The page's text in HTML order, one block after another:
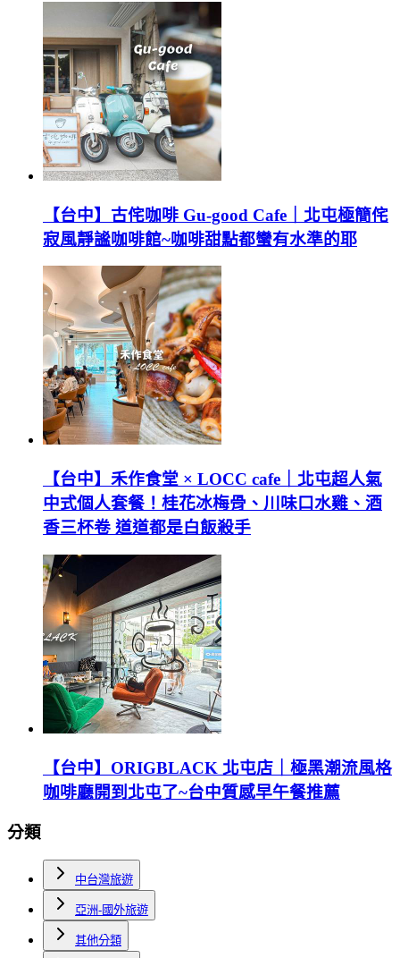
【台中】古侘咖啡 Gu-good Cafe｜北屯極簡侘
寂風靜謐咖啡館~咖啡甜點都蠻有水準的耶
【台中】禾作食堂 × LOCC cafe｜北屯超人氣
中式個人套餐！桂花冰梅骨、川味口水雞、酒
香三杯卷 道道都是白飯殺手
【台中】ORIGBLACK 北屯店｜極黑潮流風格
咖啡廳開到北屯了~台中質感早午餐推薦
分類
中台灣旅遊
亞洲-國外旅遊
其他分類